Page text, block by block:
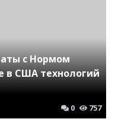
с Нормом
в США технологий
0 757